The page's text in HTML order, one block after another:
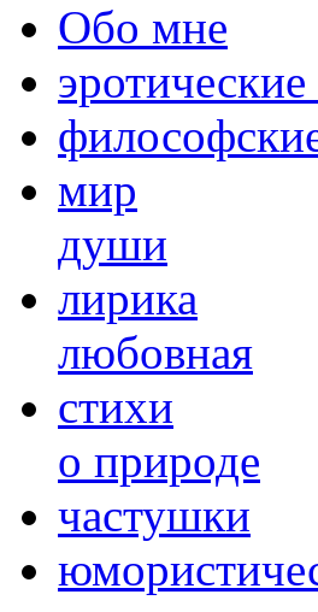
Обо мне
мир
души
лирика
любовная
cтихи
о природе
частушки